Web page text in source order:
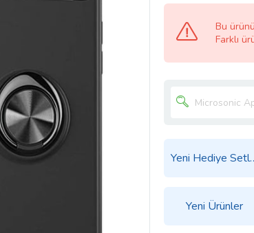
Bu
Farklı
Yeni
Yeni Ürünler